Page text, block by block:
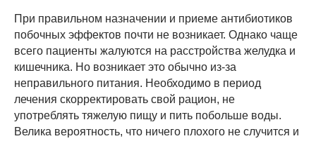
При правильном назначении и приеме антибиотиков
побочных эффектов почти не возникает. Однако чаще
всего пациенты жалуются на расстройства желудка и
кишечника. Но возникает это обычно из-за
неправильного питания. Необходимо в период
лечения скорректировать свой рацион, не
употреблять тяжелую пищу и пить побольше воды.
Велика вероятность, что ничего плохого не случится и